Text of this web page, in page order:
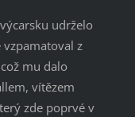
udrželo
vzpamatoval z
mu dalo
vítězem
zde poprvé v